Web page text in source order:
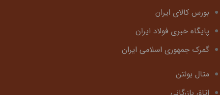
بورس کالای ایران
پایگاه خبری فولاد ایران
گمرک جمهوری اسلامی ایران
متال بولتن